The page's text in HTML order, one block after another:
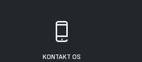
KONTAKT OS